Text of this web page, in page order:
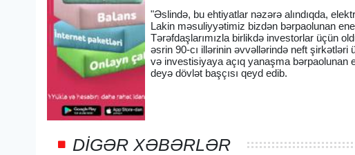
"Əslində, bu ehtiyatlar nəzərə alındıqda,
Lakin məsuliyyətimiz bizdən bərpaolunan
Tərəfdaşlarımızla birlikdə investorlar üçün
əsrin 90-cı illərinin əvvəllərində neft şirkətləri
və investisiyaya açıq yanaşma bərpaolunan
deyə dövlət başçısı qeyd edib.
DIGƏR XƏBƏRLƏR